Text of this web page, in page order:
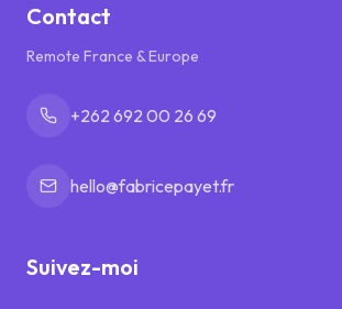
Contact
Remote France & Europe
+262 692 00 26 69
hello@fabricepayet.fr
Suivez-moi